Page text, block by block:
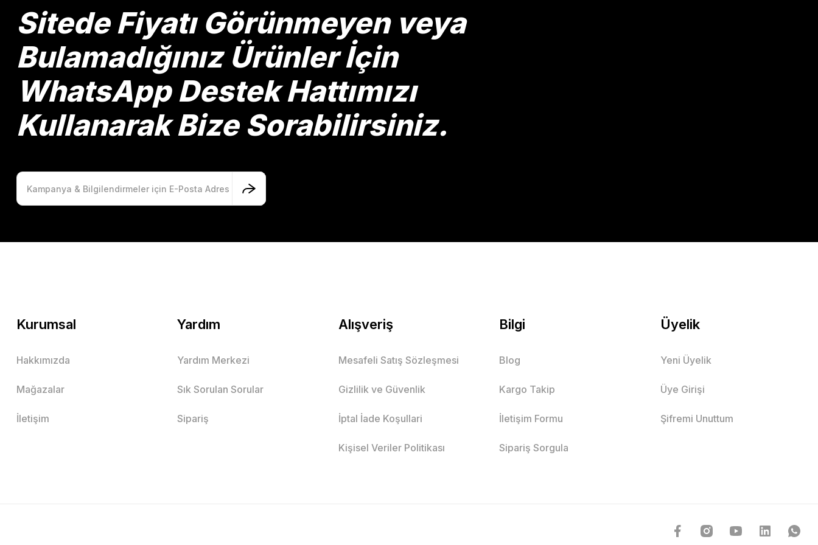
Ürün fiyatı diğer sitelerden daha pahalı.
Bu ürüne benzer farklı alternatifler olmalı.
Gönder
Sitede Fiyatı Görünmeyen veya
Bulamadığınız Ürünler İçin
WhatsApp Destek Hattımızı
Kullanarak Bize Sorabilirsiniz.
Kurumsal
Hakkımızda
Mağazalar
İletişim
Yardım
Yardım Merkezi
Sık Sorulan Sorular
Sipariş
Alışveriş
Mesafeli Satış Sözleşmesi
Gizlilik ve Güvenlik
İptal İade Koşullari
Kişisel Veriler Politikası
Bilgi
Blog
Kargo Takip
İletişim Formu
Sipariş Sorgula
Üyelik
Yeni Üyelik
Üye Girişi
Şifremi Unuttum